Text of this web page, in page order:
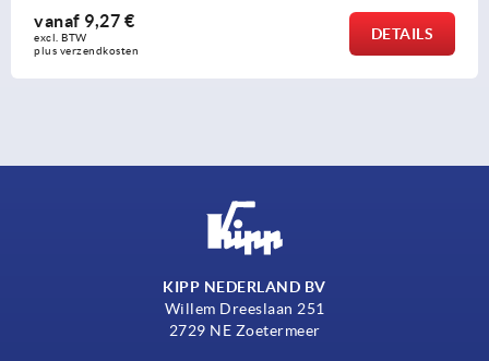
vanaf 9,27 €
excl. BTW
plus verzendkosten
DETAILS
KIPP NEDERLAND BV
Willem Dreeslaan 251
2729 NE Zoetermeer